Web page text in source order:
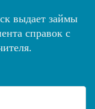
выдает займы
справок с